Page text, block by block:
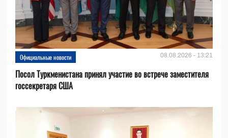
Официальные новости 08.08.2026 - 13:21
Посол Туркменистана принял участие во встрече заместителя
госсекретаря США